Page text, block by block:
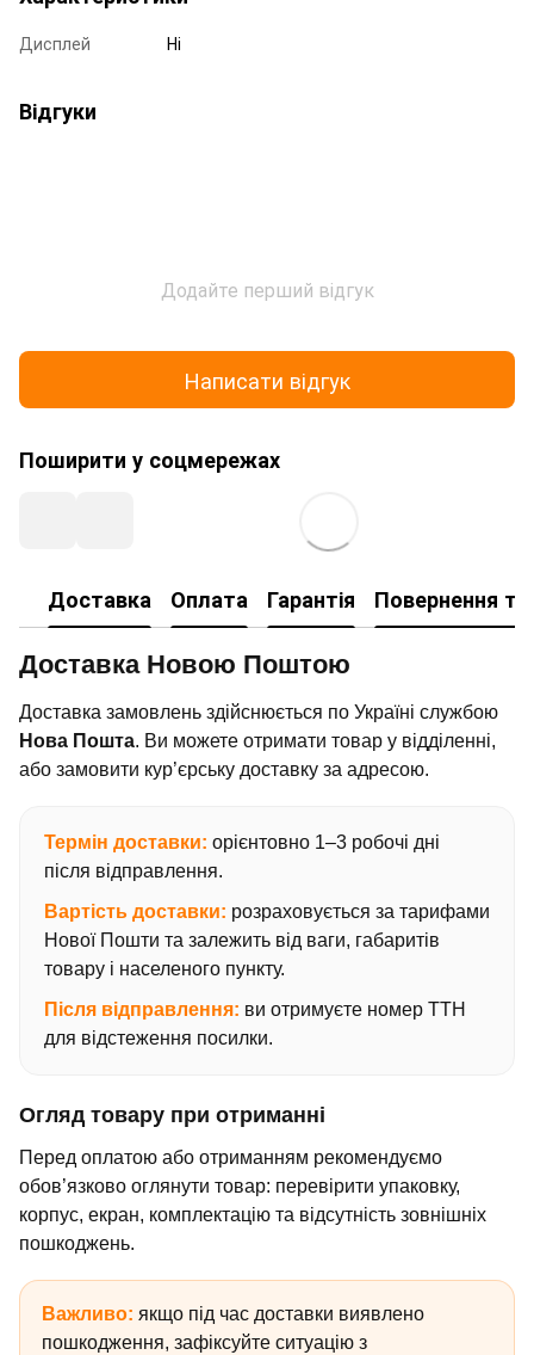
Дисплей Ні
Відгуки
Додайте перший відгук
Написати відгук
Поширити у соцмережах
Доставка Оплата Гарантія Повернення
Доставка Новою Поштою
Доставка замовлень здійснюється по Україні службою
Нова Пошта. Ви можете отримати товар у відділенні,
або замовити кур’єрську доставку за адресою.
Термін доставки: орієнтовно 1–3 робочі дні
після відправлення.
Вартість доставки: розраховується за тарифами
Нової Пошти та залежить від ваги, габаритів
товару і населеного пункту.
Після відправлення: ви отримуєте номер ТТН
для відстеження посилки.
Огляд товару при отриманні
Перед оплатою або отриманням рекомендуємо
обов’язково оглянути товар: перевірити упаковку,
корпус, екран, комплектацію та відсутність зовнішніх
пошкоджень.
Важливо: якщо під час доставки виявлено
пошкодження, зафіксуйте ситуацію з